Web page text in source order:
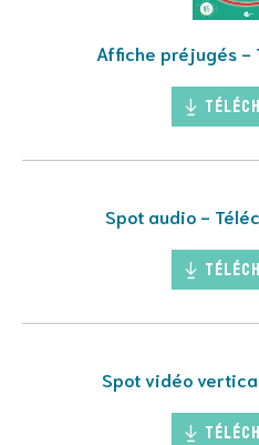
Affiche préjugés -
Spot audio -
Spot vidéo